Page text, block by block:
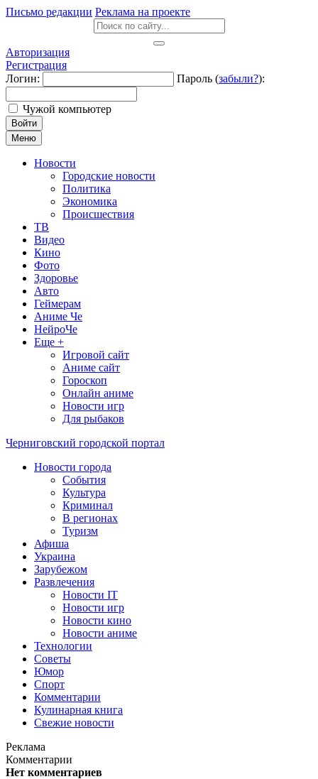
Письмо редакции Реклама на проекте
Авторизация
Регистрация
Логин:
Пароль (забыли?):
Чужой компьютер
Войти
Меню
Новости
Городские новости
Политика
Экономика
Происшествия
ТВ
Видео
Кино
Фото
Здоровье
Авто
Геймерам
Аниме Че
НейроЧе
Еще +
Игровой сайт
Аниме сайт
Гороскоп
Онлайн аниме
Новости игр
Для рыбаков
Черниговский городской портал
Новости города
События
Культура
Криминал
В регионах
Туризм
Афиша
Украина
Зарубежом
Развлечения
Новости IT
Новости игр
Новости кино
Новости аниме
Технологии
Советы
Юмор
Спорт
Комментарии
Кулинарная книга
Свежие новости
Реклама
Комментарии
Нет комментариев